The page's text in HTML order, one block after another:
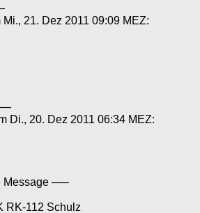
21. Dez 2011 09:09 MEZ:
Di., 20. Dez 2011 06:34 MEZ:
Message —–
RK-112 Schulz